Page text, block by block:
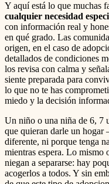
Y aquí está lo que muchas
cualquier necesidad
con información real y
en qué grado. Las
origen, en el caso de
detallados de condiciones
los revisa con calma y
siente preparada para
lo que no te has
miedo y la decisión
Un niño o una niña de 6, 7
que quieran darle un
diferente, ni porque tenga
mientras espera. Lo mismo
niegan a separarse: hay
acogerlos a todos. Y sin